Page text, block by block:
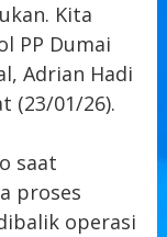
Kita
PP Dumai
Adrian Hadi
(23/01/26).
saat
proses
operasi